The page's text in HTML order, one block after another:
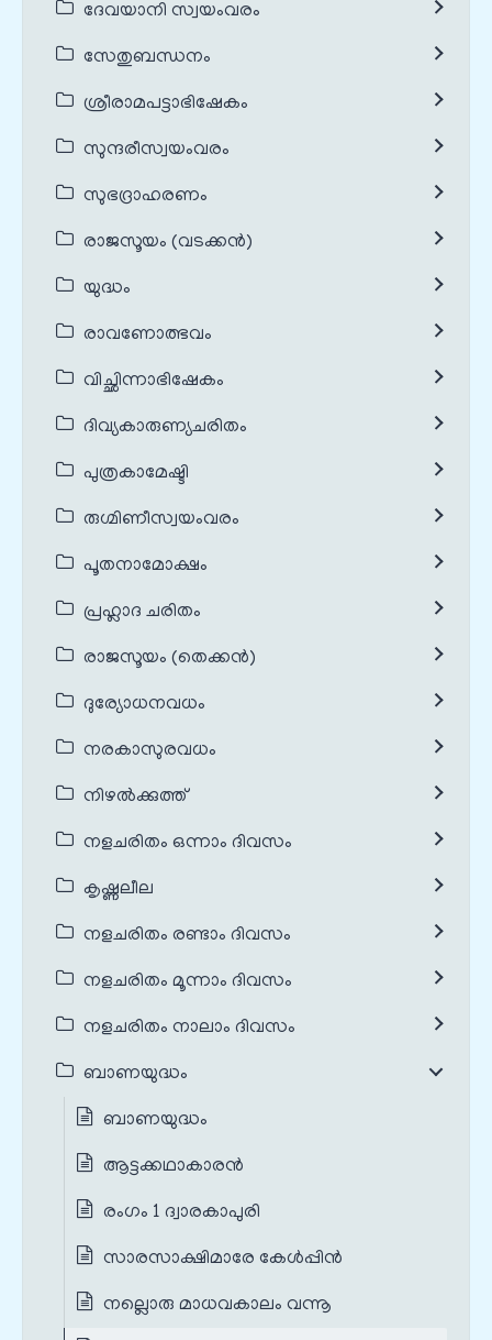
ദേവയാനി സ്വയംവരം
സേതുബന്ധനം
ശ്രീരാമപട്ടാഭിഷേകം
സുന്ദരീസ്വയംവരം
സുഭദ്രാഹരണം
രാജസൂയം (വടക്കൻ)
യുദ്ധം
രാവണോത്ഭവം
വിച്ഛിന്നാഭിഷേകം
ദിവ്യകാരുണ്യചരിതം
പുത്രകാമേഷ്ടി
രുഗ്മിണീസ്വയംവരം
പൂതനാമോക്ഷം
പ്രഹ്ലാദ ചരിതം
രാജസൂയം (തെക്കൻ)
ദുര്യോധനവധം
നരകാസുരവധം
നിഴൽക്കുത്ത്
നളചരിതം ഒന്നാം ദിവസം
കൃഷ്ണലീല
നളചരിതം രണ്ടാം ദിവസം
നളചരിതം മൂന്നാം ദിവസം
നളചരിതം നാലാം ദിവസം
ബാണയുദ്ധം
ബാണയുദ്ധം
ആട്ടക്കഥാകാരൻ
രംഗം 1 ദ്വാരകാപുരി
സാരസാക്ഷിമാരേ കേൾപ്പിൻ
നല്ലൊരു മാധവകാലം വന്നൂ